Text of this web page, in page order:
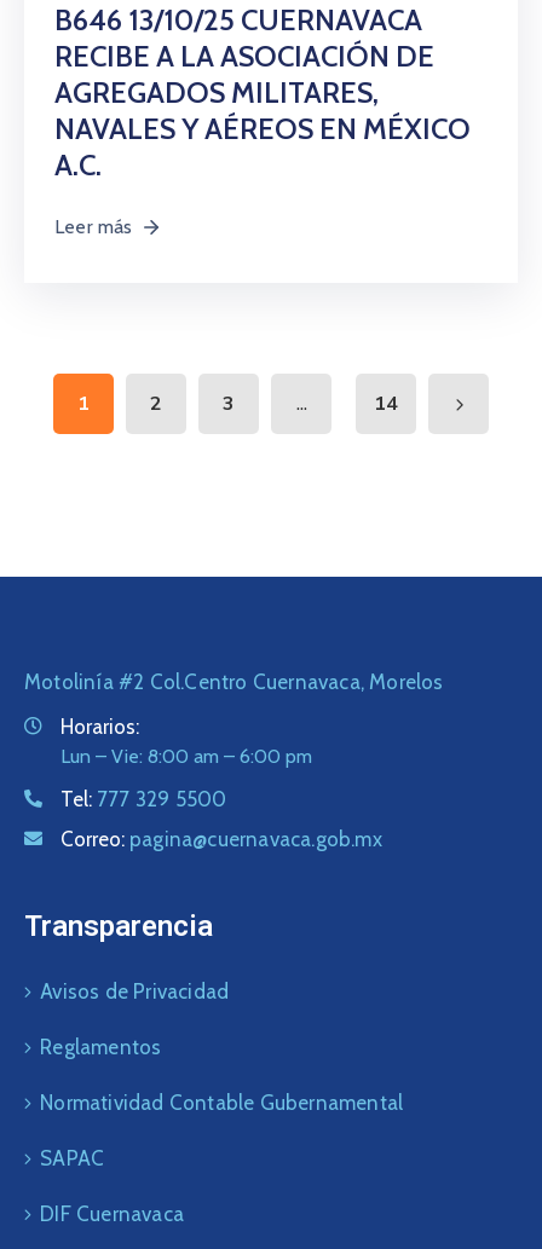
B646 13/10/25 CUERNAVACA
RECIBE A LA ASOCIACIÓN DE
AGREGADOS MILITARES,
NAVALES Y AÉREOS EN MÉXICO
A.C.
Leer más
1 2 3 ... 14
Motolinía #2 Col.Centro Cuernavaca, Morelos
Horarios:
Lun – Vie: 8:00 am – 6:00 pm
Tel: 777 329 5500
Correo: pagina@cuernavaca.gob.mx
Transparencia
Avisos de Privacidad
Reglamentos
Normatividad Contable Gubernamental
SAPAC
DIF Cuernavaca